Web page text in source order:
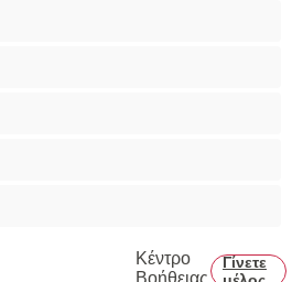
Κέντρο
Βοήθειας
Γίνετε